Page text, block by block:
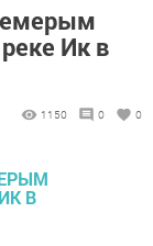
Ик в
1150 0 0